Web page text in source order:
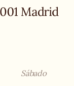
Madrid
Sábado